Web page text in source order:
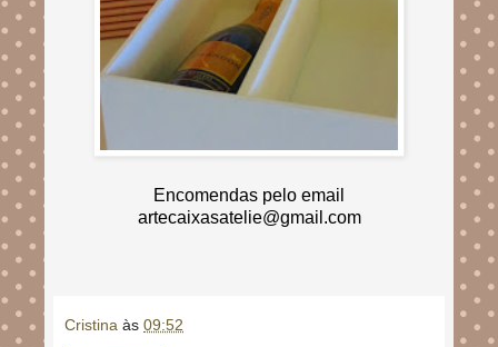
Encomendas pelo email
artecaixasatelie@gmail.com
Cristina às 09:52